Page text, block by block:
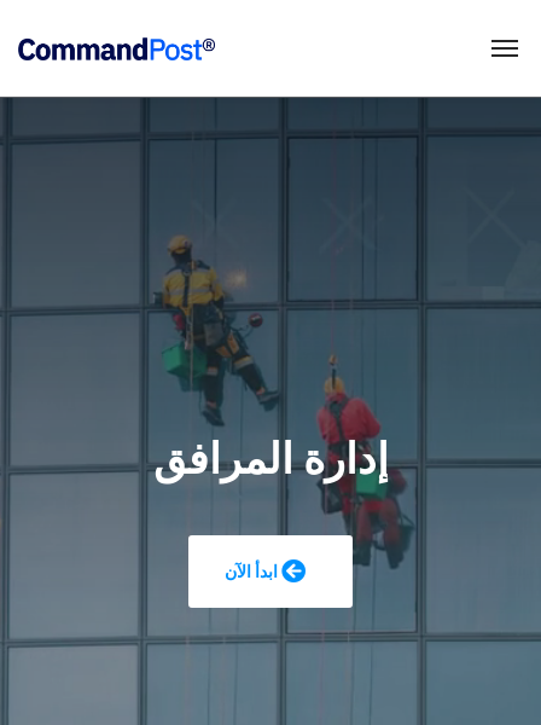
إدارة المرافق
ابدأ الآن